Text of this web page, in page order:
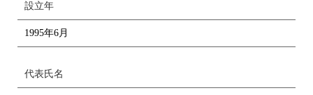
設立年
1995年6月
代表氏名